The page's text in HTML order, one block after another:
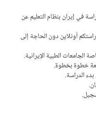
في إيران بنظام التعليم عن
أونلاين دون الحاجة إلى
الجامعات الطبية الإيرانية.
خطوة بخطوة.
الدراسة.